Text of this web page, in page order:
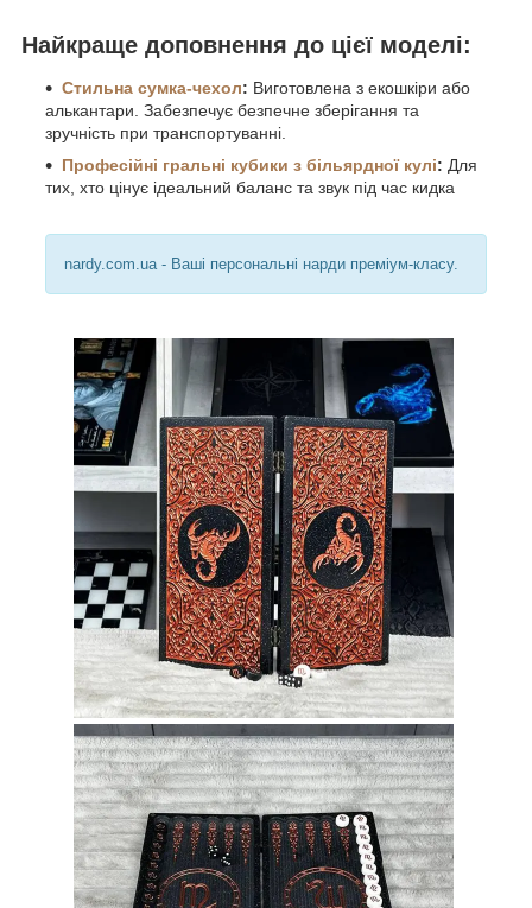
Найкраще доповнення до цієї моделі:
Стильна сумка-чехол: Виготовлена з екошкіри або
алькантари. Забезпечує безпечне зберігання та
зручність при транспортуванні.
Професійні гральні кубики з більярдної кулі: Для
тих, хто цінує ідеальний баланс та звук під час кидка
nardy.com.ua - Ваші персональні нарди преміум-класу.